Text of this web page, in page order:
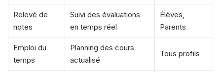
Relevé de
notes
Suivi des évaluations
en temps réel
Élèves,
Parents
Emploi du
temps
Planning des cours
actualisé
Tous profils